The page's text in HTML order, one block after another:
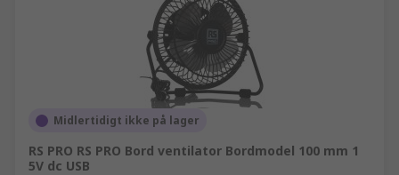
Midlertidigt ikke på lager
RS PRO RS PRO Bord ventilator Bordmodel 100 mm 1
5V dc USB